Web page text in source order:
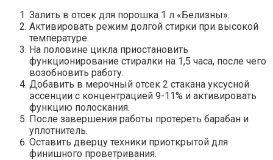
Залить в отсек для порошка 1 л «Белизны».
Активировать режим долгой стирки при высокой
температуре.
На половине цикла приостановить
функционирование стиралки на 1,5 часа, после чего
возобновить работу.
Добавить в мерочный отсек 2 стакана уксусной
эссенции с концентрацией 9-11% и активировать
функцию полоскания.
После завершения работы протереть барабан и
уплотнитель.
Оставить дверцу техники приоткрытой для
финишного проветривания.